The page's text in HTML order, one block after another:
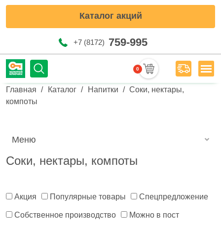
Каталог акций
+7 (8172) 759-995
0 Меню
Строка навигации
Главная Каталог Напитки
Соки, нектары,
компоты
Меню
Соки, нектары, компоты
Акция Популярные товары Спецпредложение
Собственное производство Можно в пост